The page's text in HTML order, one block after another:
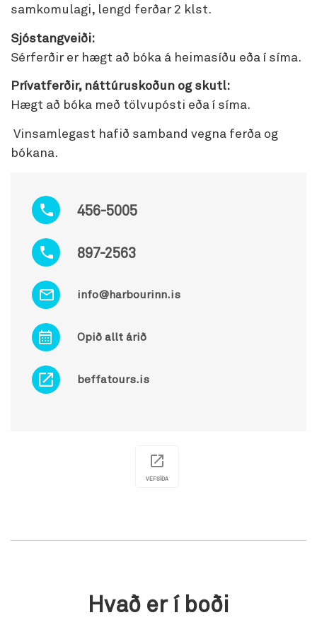
456-5005
897-2563
info@harbourinn.is
Opið allt árið
beffatours.is
samkomulagi, lengd ferðar 2 klst.
Sjóstangveiði:
Sérferðir er hægt að bóka á heimasíðu eða í síma.
Prívatferðir, náttúruskoðun og skutl:
Hægt að bóka með tölvupósti eða í síma.
Vinsamlegast hafið samband vegna ferða og
bókana.
VEFSÍÐA
Hvað er í boði